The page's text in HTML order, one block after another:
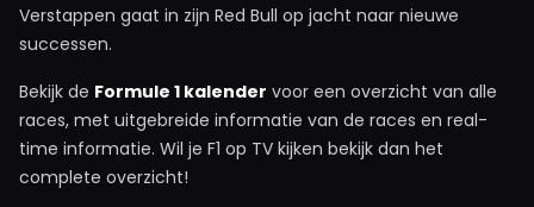
Verstappen gaat in zijn Red Bull op jacht naar nieuwe
successen.
Bekijk de Formule 1 kalender voor een overzicht van alle
races, met uitgebreide informatie van de races en real-
time informatie. Wil je F1 op TV kijken bekijk dan het
complete overzicht!